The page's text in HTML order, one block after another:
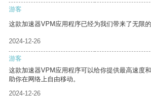
游客
这款加速器VPM应用程序已经为我们带来了无限的
2024-12-26
游客
这款加速器VPM应用程序可以给你提供最高速度
助你在网络上自由移动。
2024-12-26